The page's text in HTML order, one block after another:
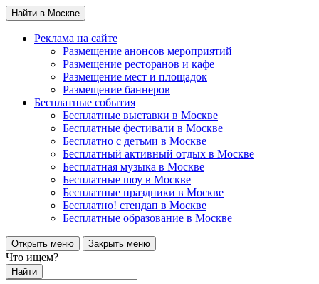
Найти в Москве
Реклама на сайте
Размещение анонсов мероприятий
Размещение ресторанов и кафе
Размещение мест и площадок
Размещение баннеров
Бесплатные события
Бесплатные выставки в Москве
Бесплатные фестивали в Москве
Бесплатно с детьми в Москве
Бесплатный активный отдых в Москве
Бесплатная музыка в Москве
Бесплатные шоу в Москве
Бесплатные праздники в Москве
Бесплатно! стендап в Москве
Бесплатные образование в Москве
Открыть меню Закрыть меню
Что ищем?
Найти